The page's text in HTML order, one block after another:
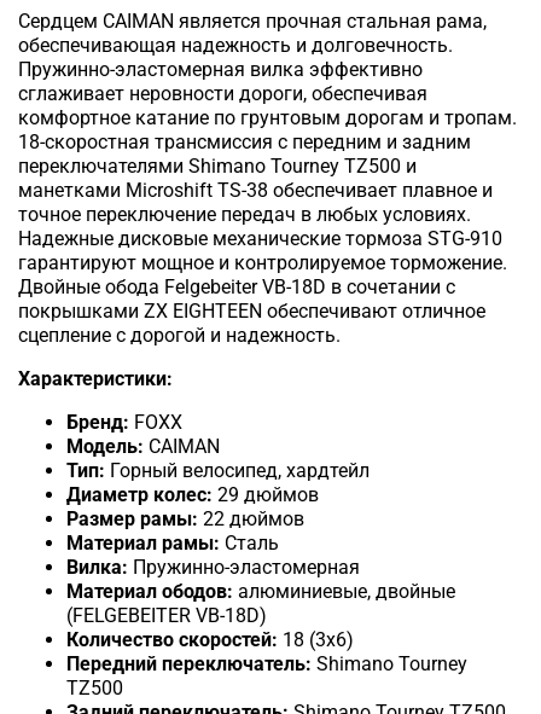
Сердцем CAIMAN является прочная стальная рама,
обеспечивающая надежность и долговечность.
Пружинно-эластомерная вилка эффективно
сглаживает неровности дороги, обеспечивая
комфортное катание по грунтовым дорогам и тропам.
18-скоростная трансмиссия с передним и задним
переключателями Shimano Tourney TZ500 и
манетками Microshift TS-38 обеспечивает плавное и
точное переключение передач в любых условиях.
Надежные дисковые механические тормоза STG-910
гарантируют мощное и контролируемое торможение.
Двойные обода Felgebeiter VB-18D в сочетании с
покрышками ZX EIGHTEEN обеспечивают отличное
сцепление с дорогой и надежность.
Характеристики:
Бренд: FOXX
Модель: CAIMAN
Тип: Горный велосипед, хардтейл
Диаметр колес: 29 дюймов
Размер рамы: 22 дюймов
Материал рамы: Сталь
Вилка: Пружинно-эластомерная
Материал ободов: алюминиевые, двойные
(FELGEBEITER VB-18D)
Количество скоростей: 18 (3x6)
Передний переключатель: Shimano Tourney
TZ500